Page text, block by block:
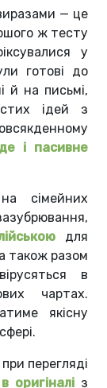
— це
ж тесту
у
готові до
й на письмі,
ідей з
і пасивне
сімейних
для
також разом
в
чартах.
якісну
перегляді
оригіналіз